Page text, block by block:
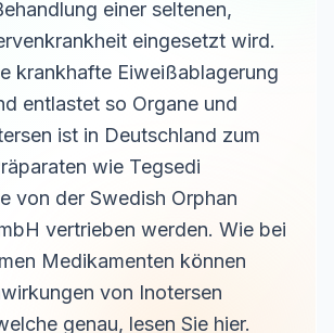
einer seltenen,
eingesetzt wird.
krankhafte Eiweißablagerung
entlastet so Organe und
ist in Deutschland zum
wie Tegsedi
von der Swedish Orphan
vertrieben werden. Wie bei
Medikamenten können
von Inotersen
genau, lesen Sie hier.